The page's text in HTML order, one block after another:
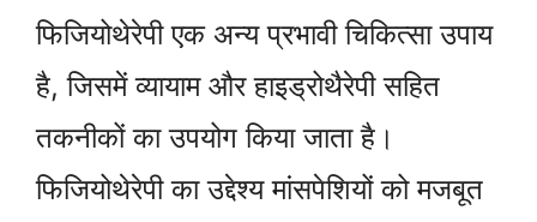
फिजियोथेरेपी एक अन्य प्रभावी चिकित्सा उपाय
है, जिसमें व्यायाम और हाइड्रोथैरेपी सहित
तकनीकों का उपयोग किया जाता है।
फिजियोथेरेपी का उद्देश्य मांसपेशियों को मजबूत